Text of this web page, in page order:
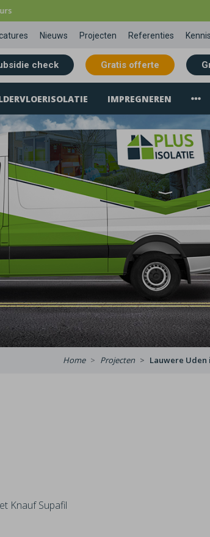
Nieuws Projecten Referenties
check Gratis offerte
IMPREGNEREN
Home Projecten Lauwere Uden
Knauf Supafil